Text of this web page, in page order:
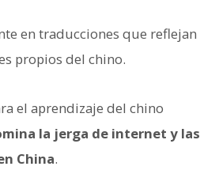
en traducciones que reflejan
propios del chino.
el aprendizaje del chino
la jerga de internet y las
China.